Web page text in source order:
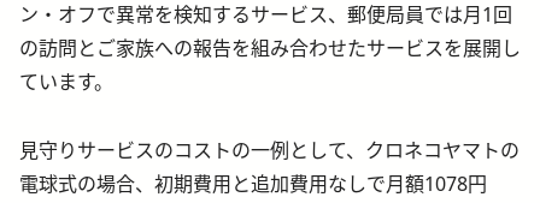
ン・オフで異常を検知するサービス、郵便局員では月1回
の訪問とご家族への報告を組み合わせたサービスを展開し
ています。
見守りサービスのコストの一例として、クロネコヤマトの
電球式の場合、初期費用と追加費用なしで月額1078円